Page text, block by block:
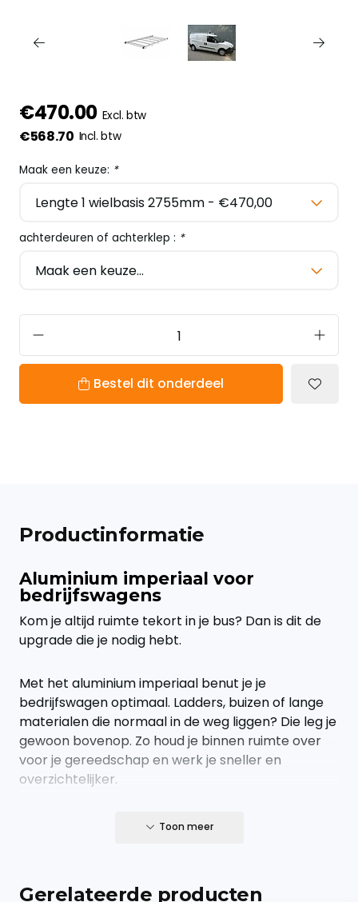
€470.00 Excl. btw
€568.70 Incl. btw
Maak een keuze: *
achterdeuren of achterklep : *
Bestel dit onderdeel
Productinformatie
Aluminium imperiaal voor
bedrijfswagens
Kom je altijd ruimte tekort in je bus? Dan is dit de
upgrade die je nodig hebt.
Met het aluminium imperiaal benut je je
bedrijfswagen optimaal. Ladders, buizen of lange
materialen die normaal in de weg liggen? Die leg je
gewoon bovenop. Zo houd je binnen ruimte over
voor je gereedschap en werk je sneller en
overzichtelijker.
Geen gedoe, gewoon een sterke oplossing die
Een imperiaal is een must
Toon meer
Gerelateerde producten